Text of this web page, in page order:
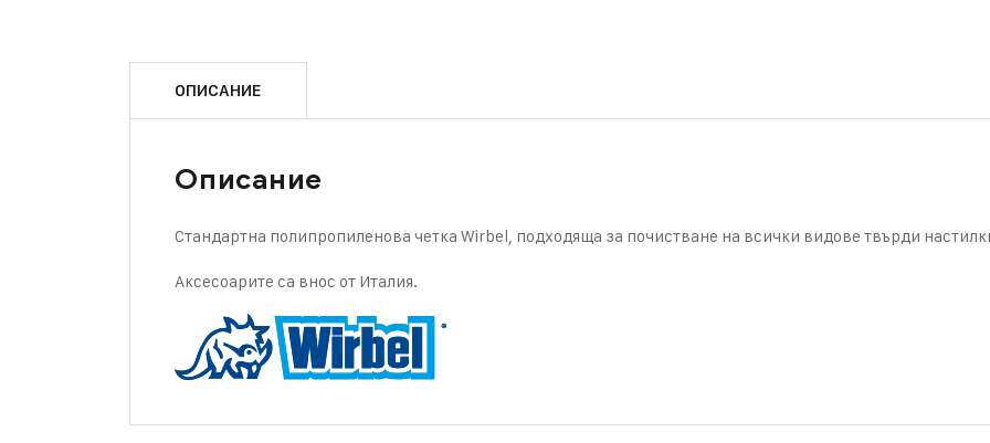
ОПИСАНИЕ
Описание
Стандартна полипропиленова четка Wirbel, подходяща за почистване на всички видове твърди
Аксесоарите са внос от Италия.